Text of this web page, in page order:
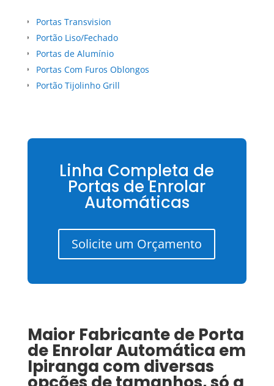
Portas Transvision
Portão Liso/Fechado
Portas de Alumínio
Portas Com Furos Oblongos
Portão Tijolinho Grill
Linha Completa de
Portas de Enrolar
Automáticas
Solicite um Orçamento
Maior Fabricante de Porta
de Enrolar Automática em
Ipiranga com diversas